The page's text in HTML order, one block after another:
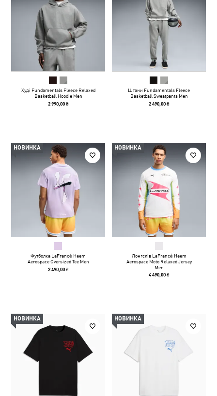
Худі Fundamentals Fleece Relaxed
Basketball Hoodie Men
2 990,00 ₴
Штани Fundamentals Fleece
Basketball Sweatpants Men
2 490,00 ₴
НОВИНКА
Футболка LaFrancé Heem
Aerospace Oversized Tee Men
2 490,00 ₴
НОВИНКА
Лонгслів LaFrancé Heem
Aerospace Moto Relaxed Jersey
Men
4 490,00 ₴
НОВИНКА НОВИНКА